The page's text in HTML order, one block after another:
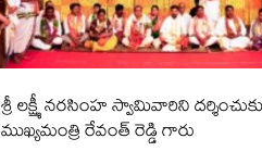
శ్రీ లక్ష్మీ నరసింహ స్వామివారిని
ముఖ్యమంత్రి రేవంత్ రెడ్డి గారు